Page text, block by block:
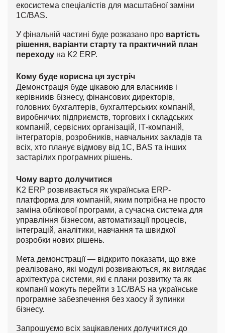
екосистема спеціалістів для масштабної заміни
1С/BAS.
У фінальній частині буде розказано про вартість
рішення, варіанти старту та практичний план
переходу на K2 ERP.
Кому буде корисна ця зустріч
Демонстрація буде цікавою для власників і
керівників бізнесу, фінансових директорів,
головних бухгалтерів, бухгалтерських компаній,
виробничих підприємств, торгових і складських
компаній, сервісних організацій, ІТ-компаній,
інтеграторів, розробників, навчальних закладів та
всіх, хто планує відмову від 1С, BAS та інших
застарілих програмних рішень.
Чому варто долучитися
K2 ERP розвивається як українська ERP-
платформа для компаній, яким потрібна не просто
заміна облікової програми, а сучасна система для
управління бізнесом, автоматизації процесів,
інтеграцій, аналітики, навчання та швидкої
розробки нових рішень.
Мета демонстрації — відкрито показати, що вже
реалізовано, які модулі розвиваються, як виглядає
архітектура системи, які є плани розвитку та як
компанії можуть перейти з 1С/BAS на українське
програмне забезпечення без хаосу й зупинки
бізнесу.
Запрошуємо всіх зацікавлених долучитися до